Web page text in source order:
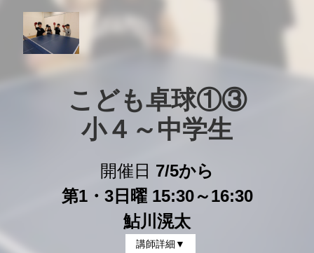
こども卓球①③
小４～中学生
開催日 7/5から
第1・3日曜 15:30～16:30
鮎川滉太
講師詳細▼